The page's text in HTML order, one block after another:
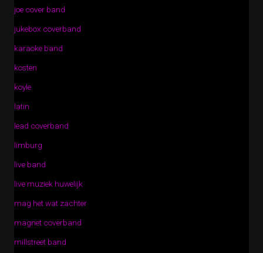
joe cover band
jukebox coverband
karaoke band
kosten
koyle
latin
lead coverband
limburg
live band
live muziek huwelijk
mag het wat zachter
magnet coverband
millstreet band